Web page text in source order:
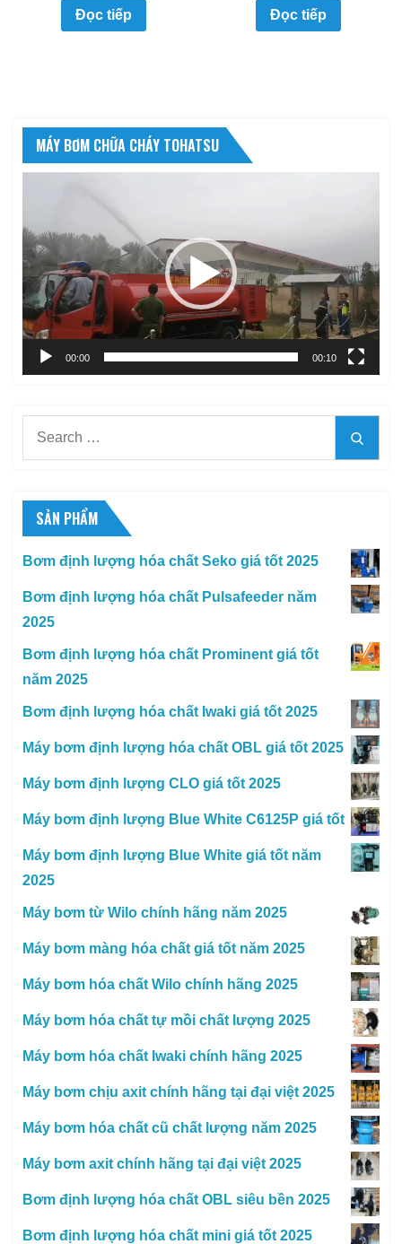
Đọc tiếp Đọc tiếp
MÁY BƠM CHỮA CHÁY TOHATSU
Video
00:00 00:10
SẢN PHẨM
Bơm định lượng hóa chất Seko giá tốt 2025
Bơm định lượng hóa chất Pulsafeeder năm
2025
Bơm định lượng hóa chất Prominent giá tốt
năm 2025
Bơm định lượng hóa chất Iwaki giá tốt 2025
Máy bơm định lượng hóa chất OBL giá tốt 2025
Máy bơm định lượng CLO giá tốt 2025
Máy bơm định lượng Blue White C6125P giá tốt
Máy bơm định lượng Blue White giá tốt năm
2025
Máy bơm từ Wilo chính hãng năm 2025
Máy bơm màng hóa chất giá tốt năm 2025
Máy bơm hóa chất Wilo chính hãng 2025
Máy bơm hóa chất tự mồi chất lượng 2025
Máy bơm hóa chất Iwaki chính hãng 2025
Máy bơm chịu axit chính hãng tại đại việt 2025
Máy bơm hóa chất cũ chất lượng năm 2025
Máy bơm axit chính hãng tại đại việt 2025
Bơm định lượng hóa chất OBL siêu bền 2025
Bơm định lượng hóa chất mini giá tốt 2025